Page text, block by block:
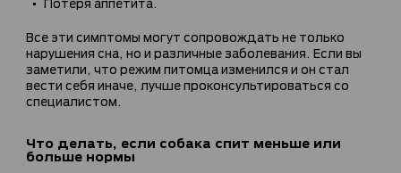
Все эти симптомы могут сопровождать не только
нарушения сна, но и различные заболевания. Если вы
заметили, что режим питомца изменился и он стал
вести себя иначе, лучше проконсультироваться со
специалистом.
Что делать, если собака спит меньше или
больше нормы